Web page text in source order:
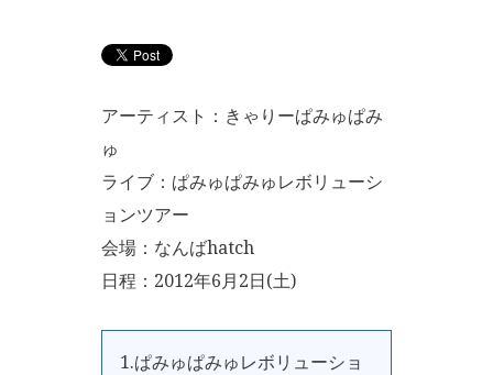
アーティスト：きゃりーぱみゅぱみ
ゅ
ライブ：ぱみゅぱみゅレボリューシ
ョンツアー
会場：なんばhatch
日程：2012年6月2日(土)
1.ぱみゅぱみゅレボリューショ